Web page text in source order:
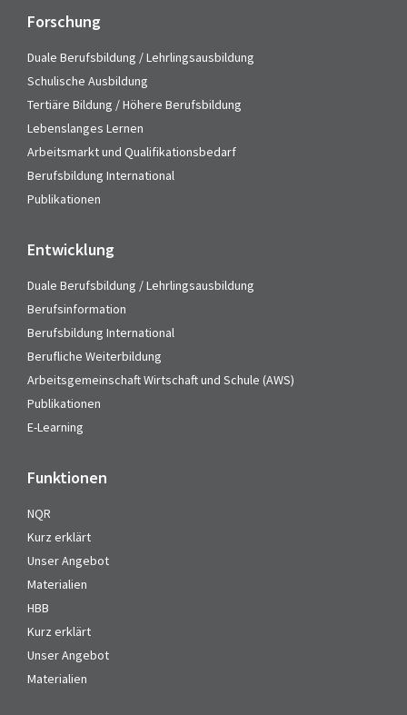
Forschung
Duale Berufsbildung / Lehrlingsausbildung
Schulische Ausbildung
Tertiäre Bildung / Höhere Berufsbildung
Lebenslanges Lernen
Arbeitsmarkt und Qualifikationsbedarf
Berufsbildung International
Publikationen
Entwicklung
Duale Berufsbildung / Lehrlingsausbildung
Berufsinformation
Berufsbildung International
Berufliche Weiterbildung
Arbeitsgemeinschaft Wirtschaft und Schule (AWS)
Publikationen
E-Learning
Funktionen
NQR
Kurz erklärt
Unser Angebot
Materialien
HBB
Kurz erklärt
Unser Angebot
Materialien